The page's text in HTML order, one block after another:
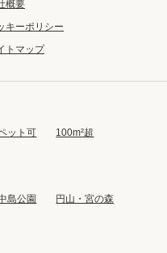
概要
キーポリシー
トマップ
ット可 100m²超
島公園
円山・宮の森